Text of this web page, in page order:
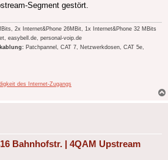
Segment gestört.
2x Internet&Phone 26MBit, 1x Internet&Phone 32 MBits
easybell.de, personal-voip.de
Patchpannel, CAT 7, Netzwerkdosen, CAT 5e,
des Internet-Zugangs
Bahnhofstr. | 4QAM Upstream